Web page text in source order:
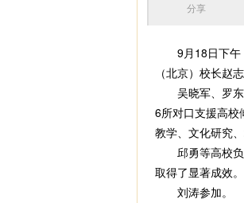
分享
9月18日下午，
（北京）校长赵
吴晓军、罗东
6所对口支援高校
教学、文化研究
邱勇等高校负
取得了显著成效
刘涛参加。